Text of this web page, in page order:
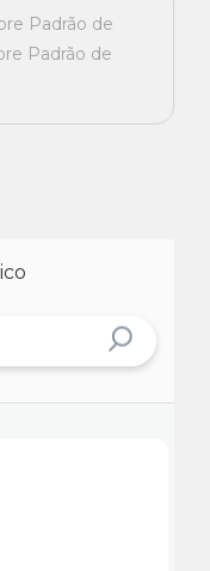
Padrão de
Padrão de